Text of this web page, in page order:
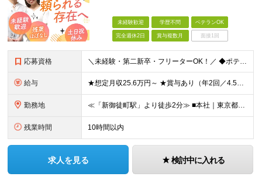
未経験歓迎 学歴不問 ベテランOK
完全週休2日 賞与複数月 面接1回
応募資格 ＼未経験・第二新卒・フリーターOK！／ ◆ポテンシャル・人物重視の採用です！ ◆学歴不問 ≪こんな方を歓迎します≫ ・チームワークを大切に働きたい方 ・人の役に立つ仕事をしたい方 ・人から頼られるこ
給与 ★想定月収25.6万円～ ★賞与あり（年2回／4.5ヶ月分 ※昨年度実績）※正社員登用後 ◆時給1,600円～＋残業代 ※経験・年齢を考慮の上、決定します ※時間外手当あり（1分単位で全額支給） ※
勤務地 ≪「新御徒町駅」より徒歩2分≫ ■本社｜東京都台東区元浅草1-1-1 ヒューリック新御徒町 (変更の範囲)当社の定める場所（本社および支社、事業所等）
残業時間 10時間以内
求人を見る 検討中に入れる